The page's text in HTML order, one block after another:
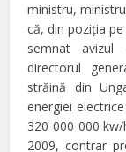
ministru,
că, din poziția
semnat
directorul
străină din
energiei
320 000 000
2009, contrar